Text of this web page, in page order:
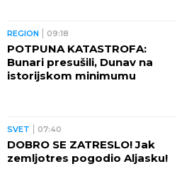
REGION 09:18
POTPUNA KATASTROFA:
Bunari presušili, Dunav na
istorijskom minimumu
SVET 07:40
DOBRO SE ZATRESLO! Jak
zemljotres pogodio Aljasku!